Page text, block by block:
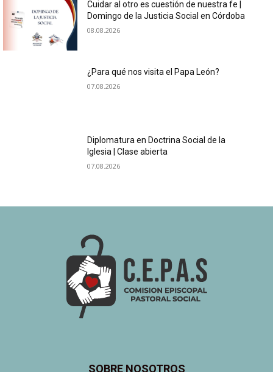
Cuidar al otro es cuestión de nuestra fe |
Domingo de la Justicia Social en Córdoba
08.08.2026
¿Para qué nos visita el Papa León?
07.08.2026
Diplomatura en Doctrina Social de la
Iglesia | Clase abierta
07.08.2026
SOBRE NOSOTROS